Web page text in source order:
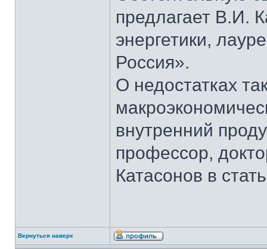
предлагает В.И.
энергетики,
Россия».
О недостатках
внутренний
профессор,
Катасонов в
Вернуться наверх